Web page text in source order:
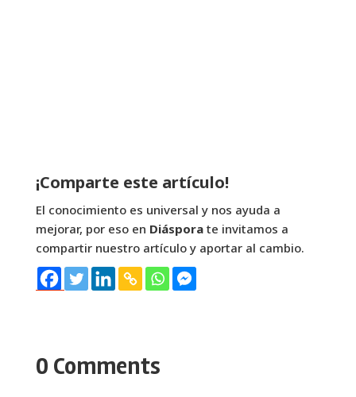
¡Comparte este artículo!
El conocimiento es universal y nos ayuda a
mejorar, por eso en Diásporate invitamos a
compartir nuestro artículo y aportar al cambio.
0 Comments